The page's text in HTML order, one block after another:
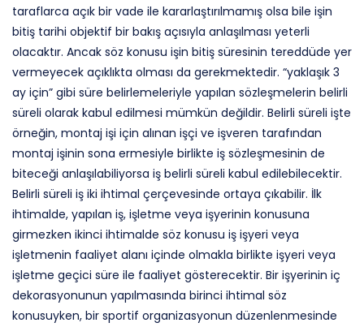
taraflarca açık bir vade ile kararlaştırılmamış olsa bile işin
bitiş tarihi objektif bir bakış açısıyla anlaşılması yeterli
olacaktır. Ancak söz konusu işin bitiş süresinin tereddüde yer
vermeyecek açıklıkta olması da gerekmektedir. “yaklaşık 3
ay için” gibi süre belirlemeleriyle yapılan sözleşmelerin belirli
süreli olarak kabul edilmesi mümkün değildir. Belirli süreli işte
örneğin, montaj işi için alınan işçi ve işveren tarafından
montaj işinin sona ermesiyle birlikte iş sözleşmesinin de
biteceği anlaşılabiliyorsa iş belirli süreli kabul edilebilecektir.
Belirli süreli iş iki ihtimal çerçevesinde ortaya çıkabilir. İlk
ihtimalde, yapılan iş, işletme veya işyerinin konusuna
girmezken ikinci ihtimalde söz konusu iş işyeri veya
işletmenin faaliyet alanı içinde olmakla birlikte işyeri veya
işletme geçici süre ile faaliyet gösterecektir. Bir işyerinin iç
dekorasyonunun yapılmasında birinci ihtimal söz
konusuyken, bir sportif organizasyonun düzenlenmesinde